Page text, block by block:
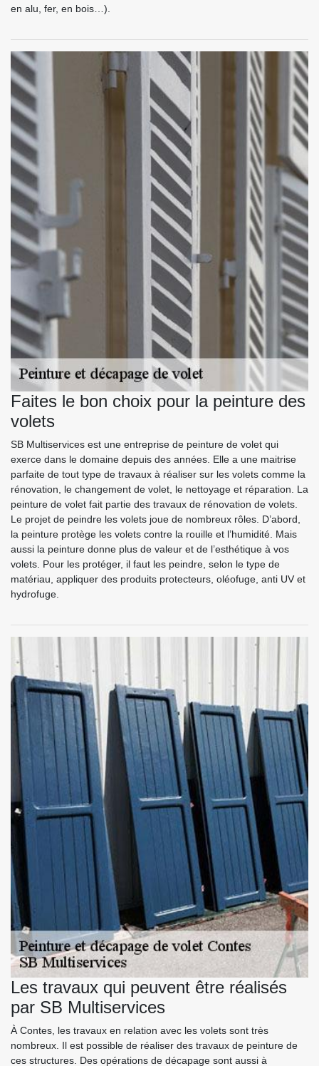
en alu, fer, en bois…).
Faites le bon choix pour la peinture des
volets
SB Multiservices est une entreprise de peinture de volet qui
exerce dans le domaine depuis des années. Elle a une maitrise
parfaite de tout type de travaux à réaliser sur les volets comme la
rénovation, le changement de volet, le nettoyage et réparation. La
peinture de volet fait partie des travaux de rénovation de volets.
Le projet de peindre les volets joue de nombreux rôles. D’abord,
la peinture protège les volets contre la rouille et l’humidité. Mais
aussi la peinture donne plus de valeur et de l’esthétique à vos
volets. Pour les protéger, il faut les peindre, selon le type de
matériau, appliquer des produits protecteurs, oléofuge, anti UV et
hydrofuge.
Les travaux qui peuvent être réalisés
par SB Multiservices
À Contes, les travaux en relation avec les volets sont très
nombreux. Il est possible de réaliser des travaux de peinture de
ces structures. Des opérations de décapage sont aussi à